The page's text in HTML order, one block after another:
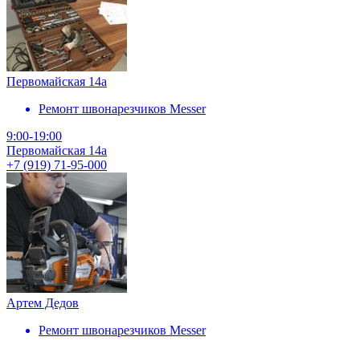
Первомайская 14а
Ремонт швонарезчиков Messer
9:00-19:00
Первомайская 14а
+7 (919) 71-95-000
Артем Дедов
Ремонт швонарезчиков Messer